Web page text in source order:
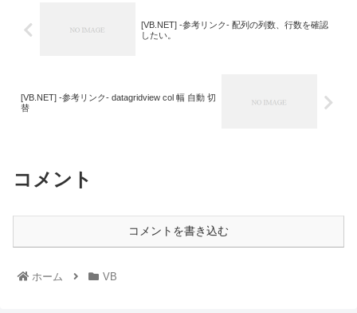
[VB.NET] -参考リンク- 配列の列数、行数を確認
したい。
[VB.NET] -参考リンク- datagridview col 幅 自動 切
替
コメント
コメントを書き込む
ホーム VB